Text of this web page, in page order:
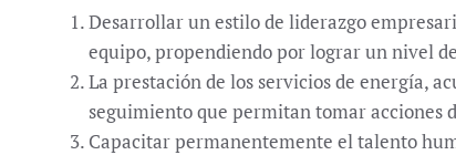
Desarrollar un estilo de liderazgo
equipo, propendiendo por lograr un nivel
La prestación de los servicios de energía,
seguimiento que permitan tomar acciones
Capacitar permanentemente el talento